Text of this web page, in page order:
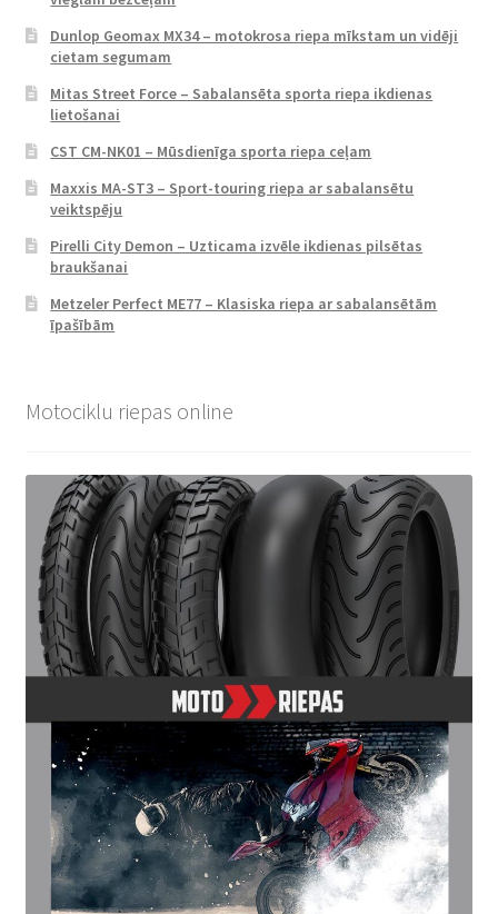
Dunlop Geomax MX34 – motokrosa riepa mīkstam un vidēji
cietam segumam
Mitas Street Force – Sabalansēta sporta riepa ikdienas
lietošanai
CST CM-NK01 – Mūsdienīga sporta riepa ceļam
Maxxis MA-ST3 – Sport-touring riepa ar sabalansētu
veiktspēju
Pirelli City Demon – Uzticama izvēle ikdienas pilsētas
braukšanai
Metzeler Perfect ME77 – Klasiska riepa ar sabalansētām
īpašībām
Motociklu riepas online